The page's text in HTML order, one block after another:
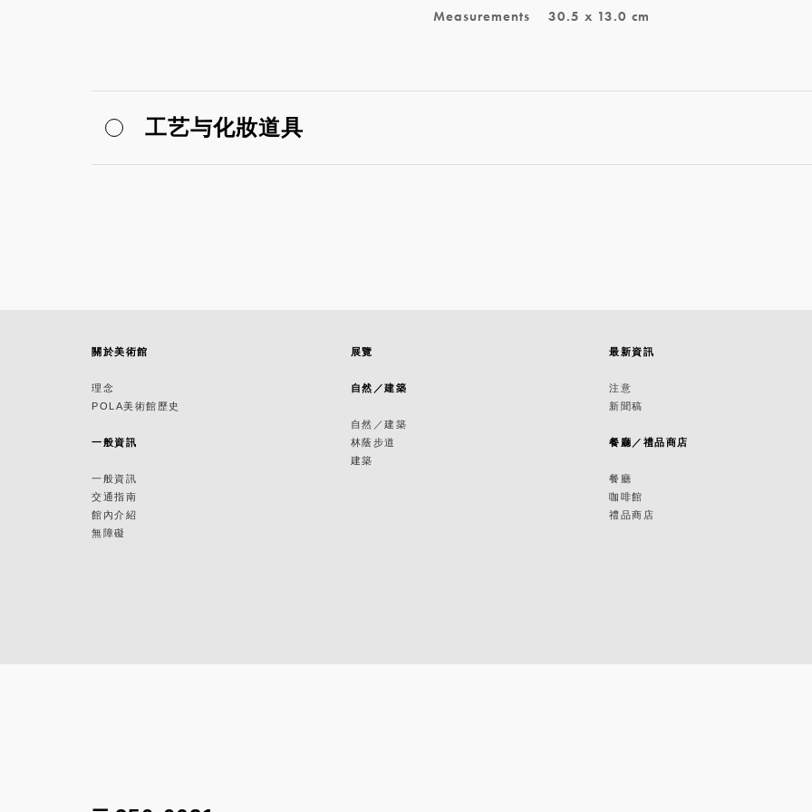
Measurements
30.5 x 13.0 cm
工艺与化妝道具
關於美術館
理念
POLA美術館歷史
一般資訊
一般資訊
交通指南
館內介紹
無障礙
展覽
自然／建築
自然／建築
林蔭步道
建築
最新資訊
注意
新聞稿
餐廳／禮品商店
餐廳
咖啡館
禮品商店